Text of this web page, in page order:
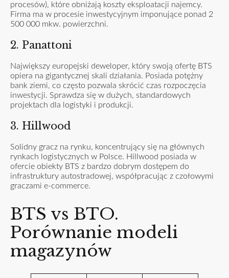
procesów), które obniżają koszty eksploatacji najemcy.
Firma ma w procesie inwestycyjnym imponujące ponad 2
500 000 mkw. powierzchni.
2. Panattoni
Największy europejski deweloper, który swoją ofertę BTS
opiera na gigantycznej skali działania. Posiada potężny
bank ziemi, co często pozwala skrócić czas rozpoczęcia
inwestycji. Sprawdza się w dużych, standardowych
projektach dla logistyki i produkcji.
3. Hillwood
Solidny gracz na rynku, koncentrujący się na głównych
rynkach logistycznych w Polsce. Hillwood posiada w
ofercie obiekty BTS z bardzo dobrym dostępem do
infrastruktury autostradowej, współpracując z czołowymi
graczami e-commerce.
BTS vs BTO.
Porównanie modeli
magazynów